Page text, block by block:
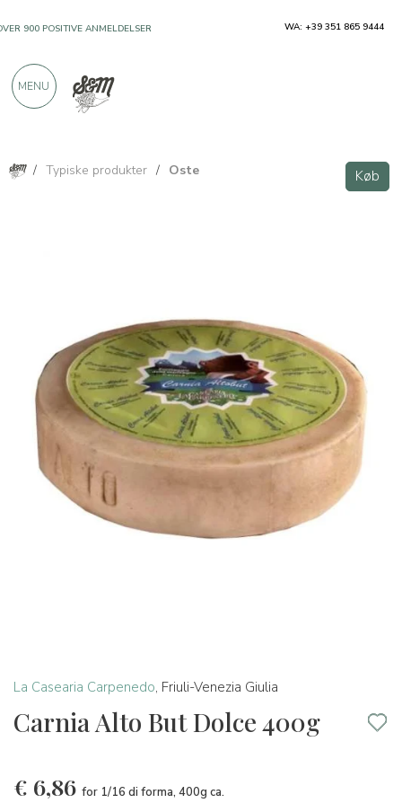
/ Typiske produkter / Oste Køb
La Casearia Carpenedo, Friuli-Venezia Giulia
Carnia Alto But Dolce 400g
€ 6,86 for 1/16 di forma, 400g ca.
900 POSITIVE ANMELDELSER WA: +39 351 865 9444
MENU